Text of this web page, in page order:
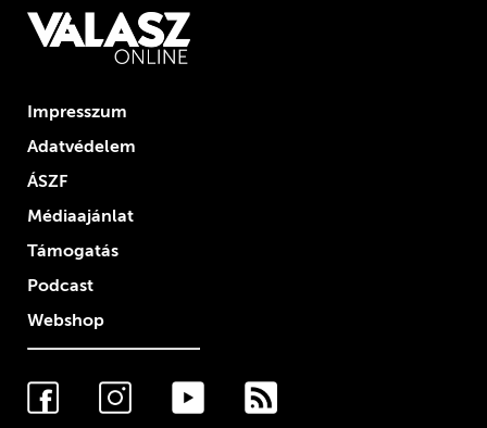
Impresszum
Adatvédelem
ÁSZF
Médiaajánlat
Támogatás
Podcast
Webshop